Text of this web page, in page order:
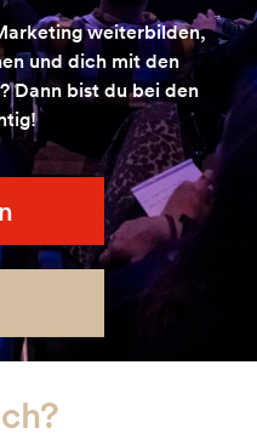
weiterbilden,
und dich mit den
Dann bist du bei den